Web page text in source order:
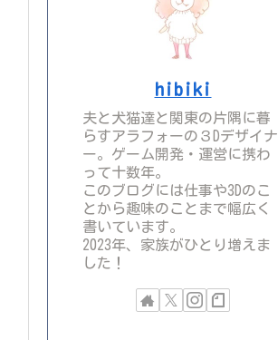
hibiki
夫と犬猫達と関東の片隅に暮
らすアラフォーの３Dデザイナ
ー。ゲーム開発・運営に携わ
って十数年。
このブログには仕事や3Dのこ
とから趣味のことまで幅広く
書いています。
2023年、家族がひとり増えま
した！